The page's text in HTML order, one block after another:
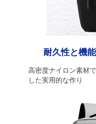
耐久性と機
高密度ナイロン素材
した実用的な作り